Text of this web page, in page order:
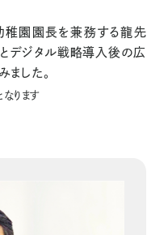
稚園園長を兼務する龍先
デジタル戦略導入後の広
した。
ります